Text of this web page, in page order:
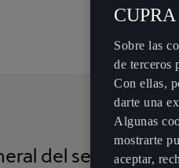
del servicio
CUPRA
Sobre las
de terceros
Con ellas,
darte una
Algunas
mostrarte
aceptar,